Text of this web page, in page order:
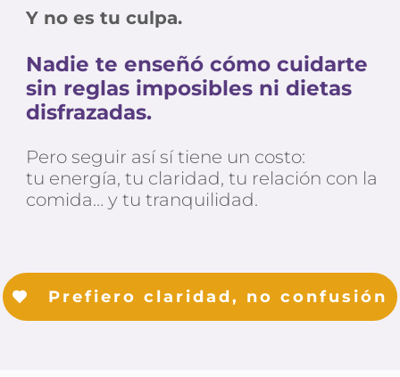
Y no es tu culpa.
Nadie te enseñó cómo cuidarte
sin reglas imposibles ni dietas
disfrazadas.
Pero seguir así sí tiene un costo:
tu energía, tu claridad, tu relación con la
comida… y tu tranquilidad.
Prefiero claridad, no confusión